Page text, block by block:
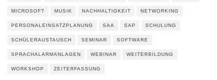
MICROSOFT MUSIK NACHHALTIGKEIT NETWORKING
PERSONALEINSATZPLANUNG SAA SAP SCHULUNG
SCHÜLERAUSTAUSCH SEMINAR SOFTWARE
SPRACHALARMANLAGEN WEBINAR WEITERBILDUNG
WORKSHOP ZEITERFASSUNG